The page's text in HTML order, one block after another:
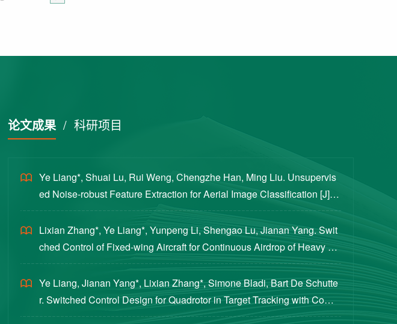
论文成果/ 科研项目
Ye Liang*, Shuai Lu, Rui Weng, Chengzhe Han, Ming Liu. Unsupervis
ed Noise-robust Feature Extraction for Aerial Image Classification [J]. S
cience China Technological Sciences, 2020, 63(8): 1406-1415...
Lixian Zhang*, Ye Liang*, Yunpeng Li, Shengao Lu, Jianan Yang. Swit
ched Control of Fixed-wing Aircraft for Continuous Airdrop of Heavy Pa
yloads [J]. Journal of Guidance, Control, and Dynamics, 2023...
Ye Liang, Jianan Yang*, Lixian Zhang*, Simone Bladi, Bart De Schutte
r. Switched Control Design for Quadrotor in Target Tracking with Compl
ex Intermittent Measurements [J]. Journal of Guidance, Cont...